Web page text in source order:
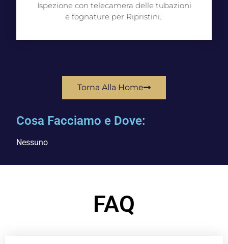
Ispezione con telecamera delle tubazioni
e fognature per Ripristini..
Torna Alla Home
Cosa Facciamo e Dove:
Nessuno
FAQ